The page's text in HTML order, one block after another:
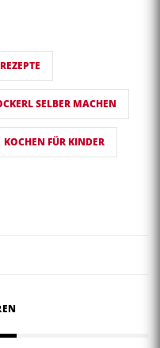
SELBER MACHEN
KOCHEN FÜR KINDER